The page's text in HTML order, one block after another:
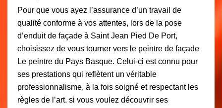
Pour que vous ayez l’assurance d’un travail de
qualité conforme à vos attentes, lors de la pose
d’enduit de façade à Saint Jean Pied De Port,
choisissez de vous tourner vers le peintre de façade
Le peintre du Pays Basque. Celui-ci est connu pour
ses prestations qui reflètent un véritable
professionnalisme, à la fois soigné et respectant les
règles de l’art. si vous voulez découvrir ses